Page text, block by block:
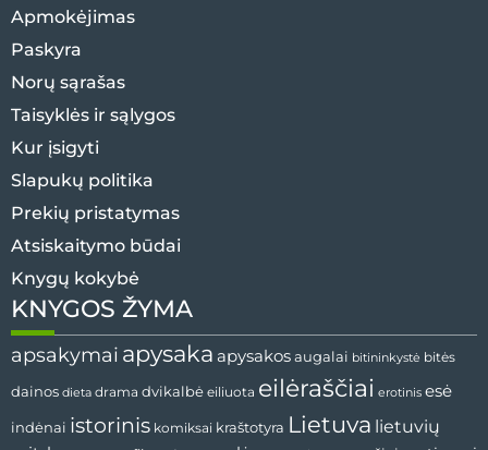
Apmokėjimas
Paskyra
Norų sąrašas
Taisyklės ir sąlygos
Kur įsigyti
Slapukų politika
Prekių pristatymas
Atsiskaitymo būdai
Knygų kokybė
KNYGOS ŽYMA
apsakymai apysaka apysakos augalai bitininkystė bitės
dainos dieta drama dvikalbė eiliuota eilėraščiai erotinis esė
indėnai istorinis komiksai kraštotyra Lietuva lietuvių